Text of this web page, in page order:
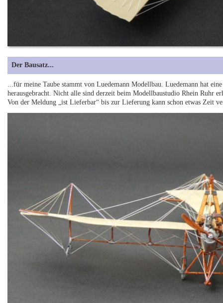
Der Bausatz...
...für meine Taube stammt von Luedemann Modellbau. Luedemann hat
herausgebracht. Nicht alle sind derzeit beim Modellbaustudio Rhein Ruhr
Von der Meldung „ist Lieferbar“ bis zur Lieferung kann schon etwas Zeit